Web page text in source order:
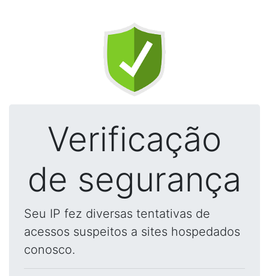
Verificação
de segurança
Seu IP fez diversas tentativas de
acessos suspeitos a sites hospedados
conosco.